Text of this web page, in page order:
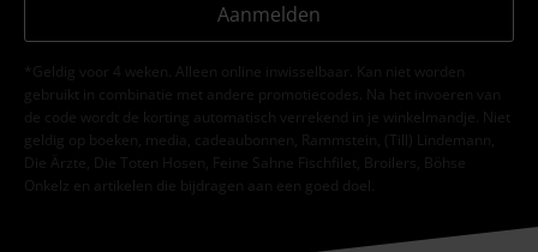
Aanmelden
*Geldig voor 4 weken. Alleen online inwisselbaar. Kan niet worden
gebruikt in combinatie met andere promotiecodes. Na het invoeren van
de code wordt de korting automatisch verrekend in je winkelmandje. Niet
geldig op boeken, media, cadeaubonnen, Rammstein, (Till) Lindemann,
Die Ärzte, Die Toten Hosen, Feine Sahne Fischfilet, Broilers, Böhse
Onkelz en artikelen die bijdragen aan een goed doel.